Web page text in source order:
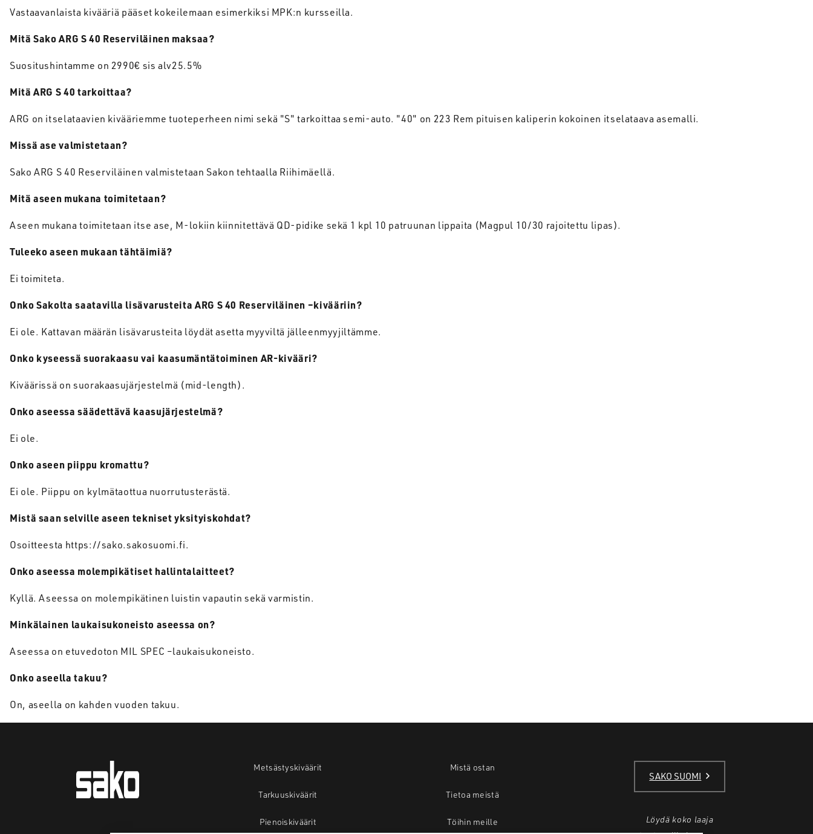
Vastaavanlaista kivääriä pääset kokeilemaan esimerkiksi MPK:n kursseilla.
Mitä Sako ARG S 40 Reserviläinen maksaa?
Suositushintamme on 2990€ sis alv25.5%
Mitä ARG S 40 tarkoittaa?
ARG on itselataavien kivääriemme tuoteperheen nimi sekä "S" tarkoittaa semi-auto. "40" on 223 Rem pituisen kaliperin kokoinen itselataava asemalli.
Missä ase valmistetaan?
Sako ARG S 40 Reserviläinen valmistetaan Sakon tehtaalla Riihimäellä.
Mitä aseen mukana toimitetaan?
Aseen mukana toimitetaan itse ase, M-lokiin kiinnitettävä QD-pidike sekä 1 kpl 10 patruunan lippaita (Magpul 10/30 rajoitettu lipas).
Tuleekoaseen mukaan tähtäimiä?
Ei toimiteta.
OnkoSakolta saatavilla lisävarusteita ARG S 40 Reserviläinen –kivääriin?
Ei ole. Kattavan määrän lisävarusteita löydät asetta myyviltä jälleenmyyjiltämme.
Onko kyseessä suorakaasu vai kaasumäntätoiminen AR-kivääri?
Kiväärissä on suorakaasujärjestelmä (mid-length).
Onkoaseessa säädettävä kaasujärjestelmä?
Ei ole.
Onkoaseen piippu kromattu?
Ei ole. Piippu on kylmätaottua nuorrutusterästä.
Mistä saanselville aseen tekniset yksityiskohdat?
Osoitteesta https://sako.sakosuomi.fi.
Onkoaseessa molempikätiset hallintalaitteet?
Kyllä. Aseessa on molempikätinen luistin vapautin sekä varmistin.
Minkälainen laukaisukoneisto aseessa on?
Aseessa on etuvedoton MIL SPEC –laukaisukoneisto.
Onkoaseella takuu?
On, aseella on kahden vuoden takuu.
Metsästyskiväärit
Tarkuuskiväärit
Pienoiskiväärit
Mistä ostan
Tietoa meistä
Töihin meille
SAKO SUOMI
Löydä koko laaja